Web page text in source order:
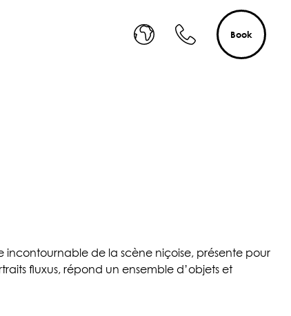
Book
incontournable de la scène niçoise, présente pour
fluxus, répond un ensemble d’objets et